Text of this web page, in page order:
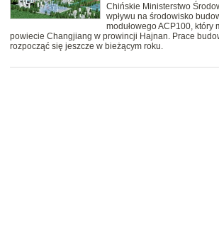
Chińskie Ministerstwo
wpływu na środowisko
modułowego ACP100, który
powiecie Changjiang w prowincji Hajnan. Prace
rozpocząć się jeszcze w bieżącym roku.